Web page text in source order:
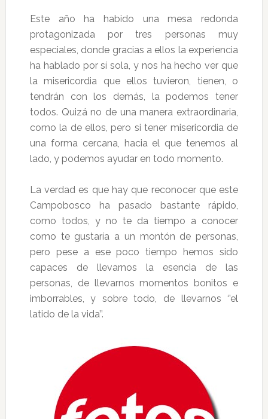
Este año ha habido una mesa redonda
protagonizada por tres personas muy
especiales, donde gracias a ellos la experiencia
ha hablado por sí sola, y nos ha hecho ver que
la misericordia que ellos tuvieron, tienen, o
tendrán con los demás, la podemos tener
todos. Quizá no de una manera extraordinaria,
como la de ellos, pero si tener misericordia de
una forma cercana, hacia el que tenemos al
lado, y podemos ayudar en todo momento.
La verdad es que hay que reconocer que este
Campobosco ha pasado bastante rápido,
como todos, y no te da tiempo a conocer
como te gustaría a un montón de personas,
pero pese a ese poco tiempo hemos sido
capaces de llevarnos la esencia de las
personas, de llevarnos momentos bonitos e
imborrables, y sobre todo, de llevarnos ‘’el
latido de la vida’’.